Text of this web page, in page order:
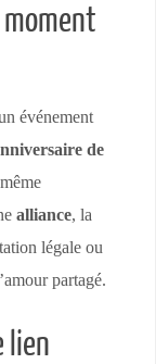
événement
de
alliance, la
légale ou
partagé.
lien